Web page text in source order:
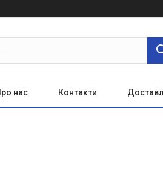
нас Контакти